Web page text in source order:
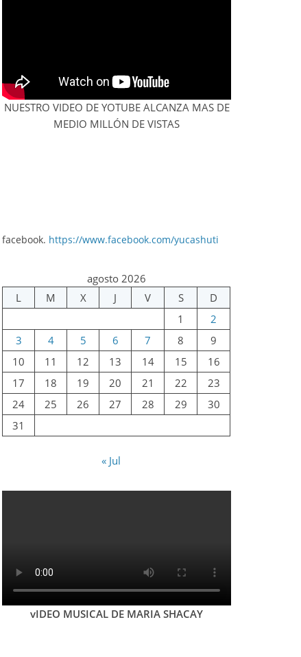
NUESTRO VIDEO DE YOTUBE ALCANZA MAS DE
MEDIO MILLÓN DE VISTAS
facebook. https://www.facebook.com/yucashuti
agosto 2026
L
M X J V S
D
1
2
3
4 5 6 7 8
9
10
11 12 13 14 15
16
17
18 19 20 21 22
23
24
25 26 27 28 29
30
31
« Jul
vIDEO MUSICAL DE MARIA SHACAY